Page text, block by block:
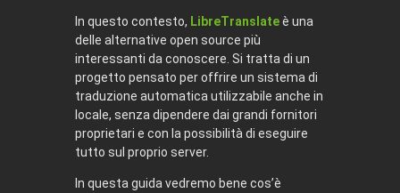
In questo contesto, LibreTranslateè una
delle alternative open source più
interessanti da conoscere. Si tratta di un
progetto pensato per offrire un sistema di
traduzione automatica utilizzabile anche in
locale, senza dipendere dai grandi fornitori
proprietari e con la possibilità di eseguire
tutto sul proprio server.
In questa guida vedremo bene cos’è